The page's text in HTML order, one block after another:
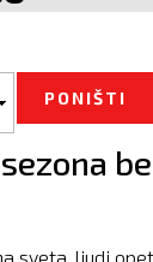
sveta, ljudi